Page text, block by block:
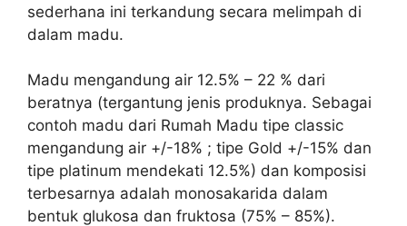
sederhana ini terkandung secara melimpah di
dalam madu.
Madu mengandung air 12.5% – 22 % dari
beratnya (tergantung jenis produknya. Sebagai
contoh madu dari Rumah Madu tipe classic
mengandung air +/-18% ; tipe Gold +/-15% dan
tipe platinum mendekati 12.5%) dan komposisi
terbesarnya adalah monosakarida dalam
bentuk glukosa dan fruktosa (75% – 85%).